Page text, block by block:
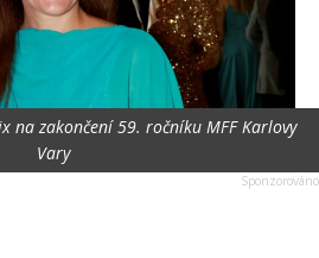
na zakončení 59. ročníku MFF Karlovy
Vary